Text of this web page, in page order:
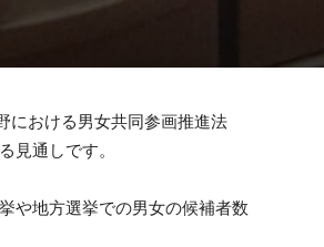
における男女共同参画推進法
見通しです。
や地方選挙での男女の候補者数